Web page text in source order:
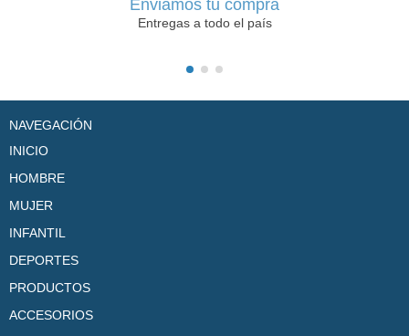
Enviamos tu compra
Entregas a todo el país
NAVEGACIÓN
INICIO
HOMBRE
MUJER
INFANTIL
DEPORTES
PRODUCTOS
ACCESORIOS